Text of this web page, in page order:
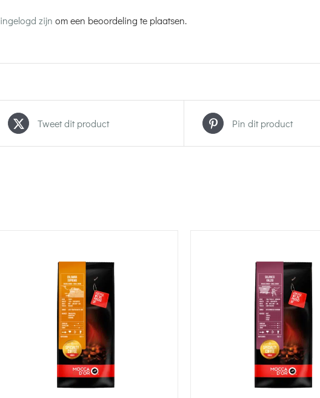
ingelogd zijn om een beoordeling te plaatsen.
Tweet dit product Pin dit product